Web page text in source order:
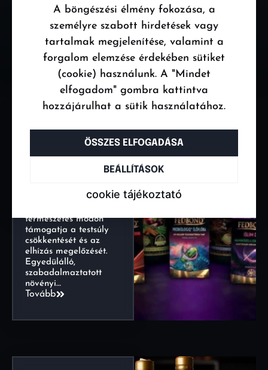
A böngészési élmény fokozása, a
személyre szabott hirdetések vagy
tartalmak megjelenítése, valamint a
forgalom elemzése érdekében sütiket
(cookie) használunk. A "Mindet
elfogadom" gombra kattintva
hozzájárulhat a sütik használatához.
ÖSSZES ELFOGADÁSA
BEÁLLÍTÁSOK
cookie tájékoztató
természet zamata. A
főzés során a
Tovább
FATBOND
A FATBOND® egy
IIa) súlycsökkentő
természetes módon
támogatja a testsúly
csökkentését és az
elhízás megelőzését.
Egyedülálló,
szabadalmaztatott
növényi…
Tovább